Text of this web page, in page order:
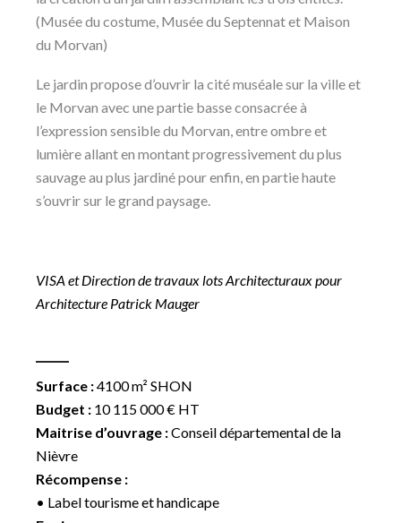
(Musée du costume, Musée du Septennat et Maison
du Morvan)
Le jardin propose d’ouvrir la cité muséale sur la ville et
le Morvan avec une partie basse consacrée à
l’expression sensible du Morvan, entre ombre et
lumière allant en montant progressivement du plus
sauvage au plus jardiné pour enfin, en partie haute
s’ouvrir sur le grand paysage.
VISA et Direction de travaux lots Architecturaux pour
Architecture Patrick Mauger
Surface :4100 m² SHON
Budget : 10 115 000 € HT
Maitrise d’ouvrage :Conseil départemental de la
Nièvre
Récompense :
• Label tourisme et handicape